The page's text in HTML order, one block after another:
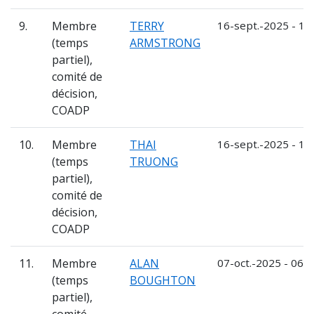
9.
Membre
(temps
partiel),
comité de
décision,
COADP
TERRY
ARMSTRONG
16-sept.-2025 -
10.
Membre
(temps
partiel),
comité de
décision,
COADP
THAI
TRUONG
16-sept.-2025 -
11.
Membre
(temps
partiel),
ALAN
BOUGHTON
07-oct.-2025 - 06-